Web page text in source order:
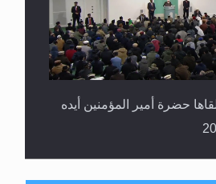
حضرة أمير المؤمنين أيده